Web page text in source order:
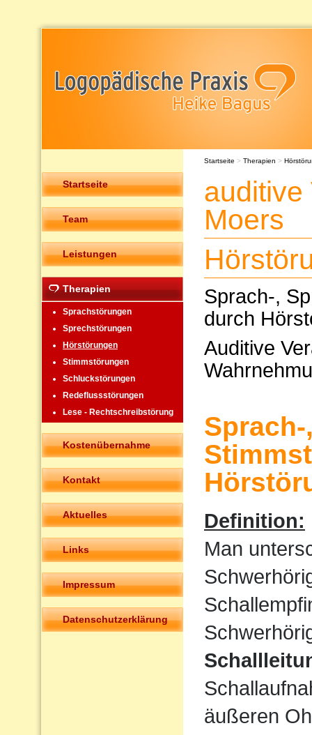
Startseite
Team
Leistungen
Therapien
Sprachstörungen
Sprechstörungen
Hörstörungen
Stimmstörungen
Schluckstörungen
Redeflussstörungen
Lese - Rechtschreibstörung
Kostenübernahme
Kontakt
Aktuelles
Links
Impressum
Datenschutzerklärung
Startseite > Therapien >
auditive
Moers
Sprach-,
durch
Auditive
Definition:
Man
äußeren